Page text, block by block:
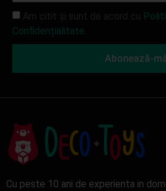
Confidențialitate.
Abonează-
Cu peste 10 ani de experienta in